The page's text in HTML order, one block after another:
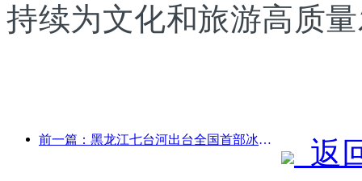
持续为文化和旅游高质
前一篇：黑龙江七台河出台全国首部冰雪产业法规，鼓励“AI+冰雪”
返